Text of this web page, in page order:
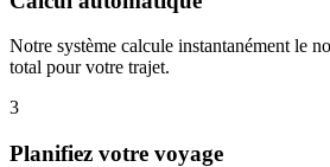
Notre système calcule instantanément le
total pour votre trajet.
3
Planifiez votre voyage